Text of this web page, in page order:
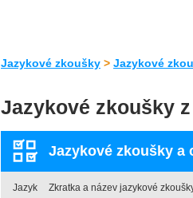
Jazykové zkoušky > Jazykové
Jazykové zkoušky
Jazykové zkoušky a
Jazyk Zkratka a název jazykové